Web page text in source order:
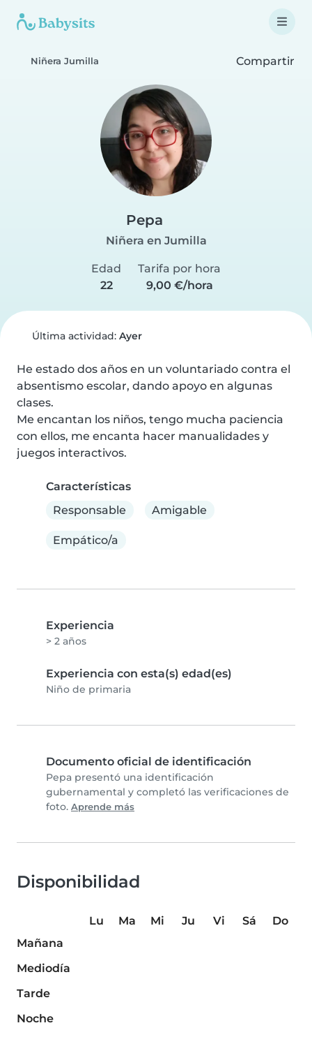
Niñera Jumilla Compartir
Pepa
Niñera en Jumilla
Edad
22
Tarifa por hora
9,00 €/hora
Última actividad: Ayer
He estado dos años en un voluntariado contra el
absentismo escolar, dando apoyo en algunas
clases.
Me encantan los niños, tengo mucha paciencia
con ellos, me encanta hacer manualidades y
juegos interactivos.
Características
Responsable
Amigable
Empático/a
Experiencia
> 2 años
Experiencia con esta(s) edad(es)
Niño de primaria
Documento oficial de identificación
Pepa presentó una identificación
gubernamental y completó las verificaciones de
foto. Aprende más
Disponibilidad
Lu Ma Mi Ju Vi Sá
Do
Mañana
Mediodía
Tarde
Noche